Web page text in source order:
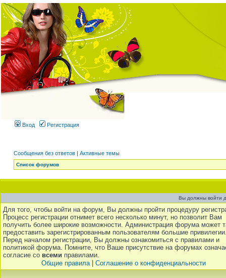
Вход Регистрация
Сообщения без ответов | Активные темы
Список форумов
Вы должны войти
Для того, чтобы войти на форум, Вы должны пройти процедуру
Процесс регистрации отнимет всего несколько минут, но позволит Вам
получить более широкие возможности. Администрация форума может
предоставить зарегистрированным пользователям большие
Перед началом регистрации, Вы должны ознакомиться с правилами и
политикой форума. Помните, что Ваше присутствие на форумах
согласие со всеми правилами.
Общие правила| Соглашение о конфиденциальности